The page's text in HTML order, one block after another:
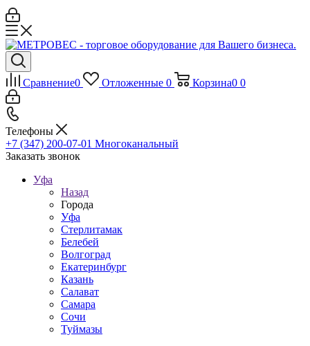
Сравнение0 Отложенные 0 Корзина0 0
Телефоны
+7 (347) 200-07-01 Многоканальный
Заказать звонок
Уфа
Назад
Города
Уфа
Стерлитамак
Белебей
Волгоград
Екатеринбург
Казань
Салават
Самара
Сочи
Туймазы